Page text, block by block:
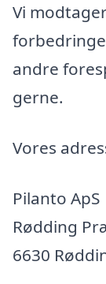
Vi
andre
gerne.
Vores
Pilanto ApS
Rødding
6630